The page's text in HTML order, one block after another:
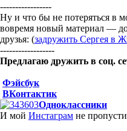
-----------------
Ну и что бы не потеряться в
вовремя новый материал —
друзья: (задружить Сергея в
------------------
Предлагаю дружить в соц.
Фэйсбук
ВКонтактик
Одноклассники
И мой Инстаграм не